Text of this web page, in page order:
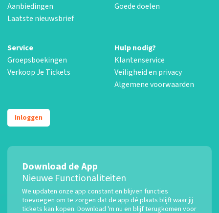
Aanbiedingen
Laatste nieuwsbrief
Goede doelen
Service
Groepsboekingen
Verkoop Je Tickets
Hulp nodig?
Klantenservice
Veiligheid en privacy
Algemene voorwaarden
Inloggen
Download de App
Nieuwe Functionaliteiten
We updaten onze app constant en blijven functies
toevoegen om te zorgen dat de app dé plaats blijft waar jij
tickets kan kopen. Download 'm nu en blijf terugkomen voor